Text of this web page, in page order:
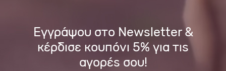
Εγγράψου στο Newsletter &
κέρδισε κουπόνι 5% για τις
αγορές σου!